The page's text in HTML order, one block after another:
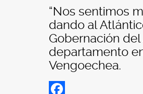
“Nos sentimos
dando al
Gobernación
departamento
Vengoechea.